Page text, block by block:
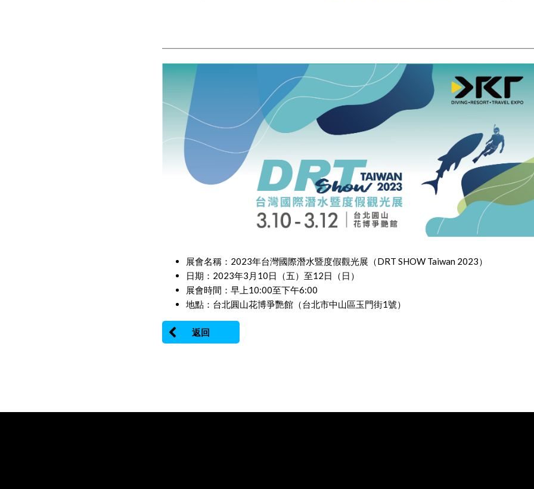
展會名稱：2023年台灣國際潛水暨度假觀光展（DRT SHOW Taiwan 2023）
日期：2023年3月10日（五）至12日（日）
展會時間：早上10:00至下午6:00
地點：台北圓山花博爭艷館（台北市中山區玉門街1號）
返回